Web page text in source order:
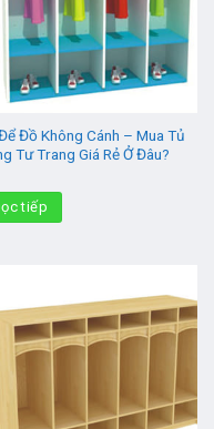
Đồ Không Cánh – Mua Tủ
Tư Trang Giá Rẻ Ở Đâu?
tiếp